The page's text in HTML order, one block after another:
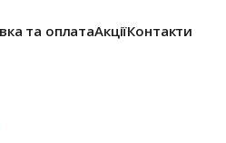
та оплатаАкціїКонтакти